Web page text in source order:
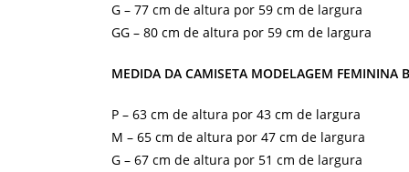
G – 77 cm de altura por 59 cm de largura
GG – 80 cm de altura por 59 cm de largura
MEDIDA DA CAMISETA MODELAGEM FEMININA
P – 63 cm de altura por 43 cm de largura
M – 65 cm de altura por 47 cm de largura
G – 67 cm de altura por 51 cm de largura